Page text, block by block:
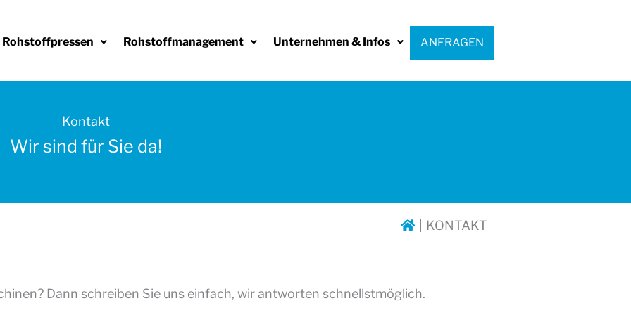
Rohstoffpressen Rohstoffmanagement Unternehmen & Infos ANFRAGEN
Kontakt
Wir sind für Sie da!
KONTAKT
Dann schreiben Sie uns einfach, wir antworten schnellstmöglich.